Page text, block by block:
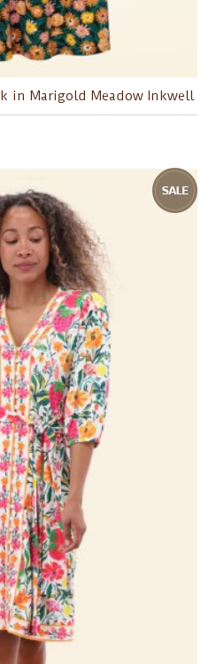
in Marigold Meadow Inkwell